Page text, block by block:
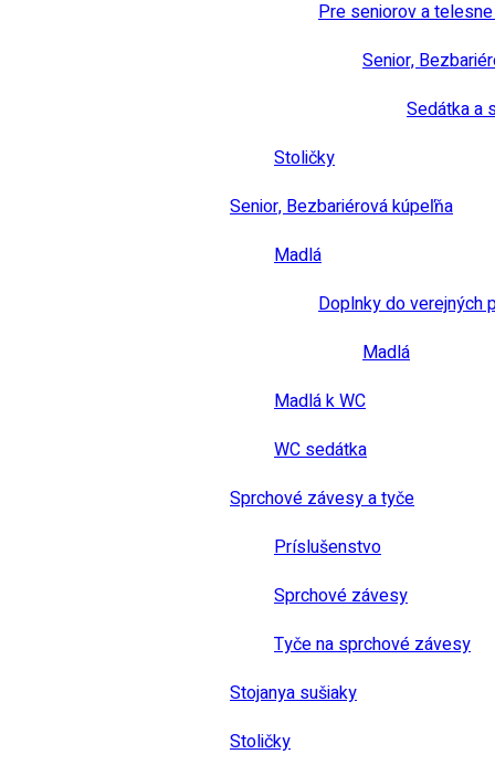
Pre seniorov a
Senior,
Sedátka a
Stoličky
Senior, Bezbariérová kúpeľňa
Madlá
Doplnky do verejných
Madlá
Madlá k WC
WC sedátka
Sprchové závesy a tyče
Príslušenstvo
Sprchové závesy
Tyče na sprchové závesy
Stojanya sušiaky
Stoličky